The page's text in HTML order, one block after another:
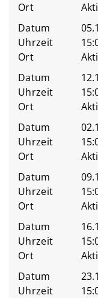
Ort
Datum
Uhrzeit
Ort
Datum
Uhrzeit
Ort
Datum
Uhrzeit
Ort
Datum
Uhrzeit
Ort
Datum
Uhrzeit
Ort
Datum
Uhrzeit